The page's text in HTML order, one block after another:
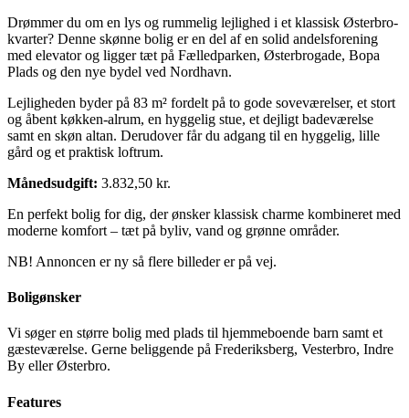
Drømmer du om en lys og rummelig lejlighed i et klassisk Østerbro-
kvarter? Denne skønne bolig er en del af en solid andelsforening
med elevator og ligger tæt på Fælledparken, Østerbrogade, Bopa
Plads og den nye bydel ved Nordhavn.
Lejligheden byder på 83 m² fordelt på to gode soveværelser, et stort
og åbent køkken-alrum, en hyggelig stue, et dejligt badeværelse
samt en skøn altan. Derudover får du adgang til en hyggelig, lille
gård og et praktisk loftrum.
Månedsudgift: 3.832,50 kr.
En perfekt bolig for dig, der ønsker klassisk charme kombineret med
moderne komfort – tæt på byliv, vand og grønne områder.
NB! Annoncen er ny så flere billeder er på vej.
Boligønsker
Vi søger en større bolig med plads til hjemmeboende barn samt et
gæsteværelse. Gerne beliggende på Frederiksberg, Vesterbro, Indre
By eller Østerbro.
Features